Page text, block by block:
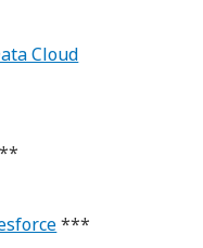
Cloud
**
***